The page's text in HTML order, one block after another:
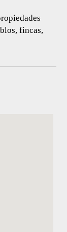
fincas,